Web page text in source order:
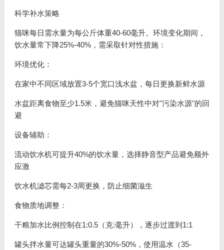
科学补水策略
猫咪每日需水量为每公斤体重40-60毫升。环境变化期间，
饮水量常下降25%-40%，需采取针对性措施：
环境优化：
在家中不同区域放置3-5个宽口浅水盆，每日更换新鲜水源
水盆距离食物至少1.5米，避免猫咪天性中对"污染水源"的回
避
设备辅助：
流动饮水机可提升40%的饮水量，选择静音型产品避免额外
应激
饮水机滤芯需每2-3周更换，防止细菌滋生
食物质地调整：
干粮加水比例控制在1:0.5（克:毫升），逐步过渡到1:1
罐头拌水量可达罐头重量的30%-50%，使用温水（35-